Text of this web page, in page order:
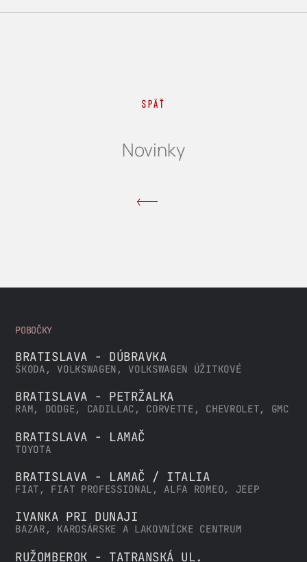
Späť
Novinky
POBOČKY
BRATISLAVA - DÚBRAVKA
ŠKODA, VOLKSWAGEN, VOLKSWAGEN ÚŽITKOVÉ
BRATISLAVA - PETRŽALKA
RAM, DODGE, CADILLAC, CORVETTE, CHEVROLET, GMC
BRATISLAVA - LAMAČ
TOYOTA
BRATISLAVA - LAMAČ / ITALIA
FIAT, FIAT PROFESSIONAL, ALFA ROMEO, JEEP
IVANKA PRI DUNAJI
BAZAR, KAROSÁRSKE A LAKOVNÍCKE CENTRUM
RUŽOMBEROK - TATRANSKÁ UL.